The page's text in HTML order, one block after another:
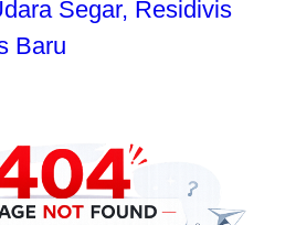
Segar, Residivis
Baru